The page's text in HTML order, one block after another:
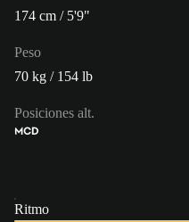
174 cm / 5'9"
Peso
70 kg / 154 lb
Posiciones alt.
MCD
Ritmo